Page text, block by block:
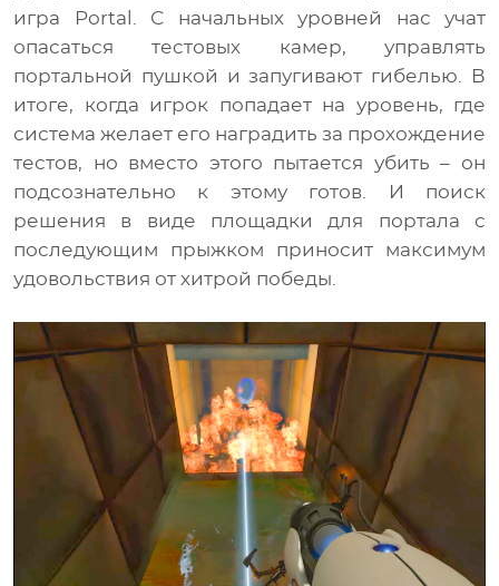
игра Portal. С начальных уровней нас учат
опасаться тестовых камер, управлять
портальной пушкой и запугивают гибелью. В
итоге, когда игрок попадает на уровень, где
система желает его наградить за прохождение
тестов, но вместо этого пытается убить – он
подсознательно к этому готов. И поиск
решения в виде площадки для портала с
последующим прыжком приносит максимум
удовольствия от хитрой победы.